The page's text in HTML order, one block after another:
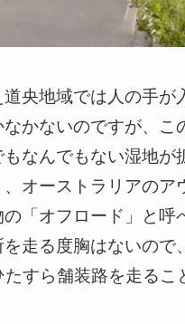
央地域では人の手が
かないのですが、こ
なんでもない湿地が
オーストラリアのア
「オフロード」と呼
走る度胸はないので
すら舗装路を走るこ